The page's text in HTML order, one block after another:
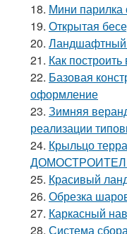
18. Мини парилка
19. Открытая
20. Ландшафтный
21. Как
22. Базовая
оформление
23. Зимняя
реализации
24. Крыльцо
25. Красивый
26. Обрезка
27. Каркасный
28. Система